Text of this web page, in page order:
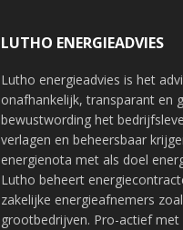
LUTHO ENERGIEADVIES
Lutho energieadvies is het
onafhankelijk, transparant en
bewustwording het
verlagen en beheersbaar
energienota met als doel
Lutho beheert
zakelijke energieafnemers
grootbedrijven. Pro-actief